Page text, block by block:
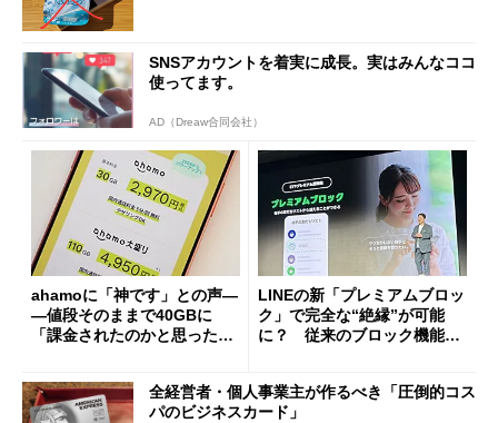
SNSアカウントを着実に成長。実はみんなココ
使ってます。
AD（Dreaw合同会社）
ahamoに「神です」との声―
―値段そのままで40GBに
「課金されたのかと思った」
LINEの新「プレミアムブロッ
ク」で完全な“絶縁”が可能
に？ 従来のブロック機能と
全経営者・個人事業主が作るべき「圧倒的コス
パのビジネスカード」